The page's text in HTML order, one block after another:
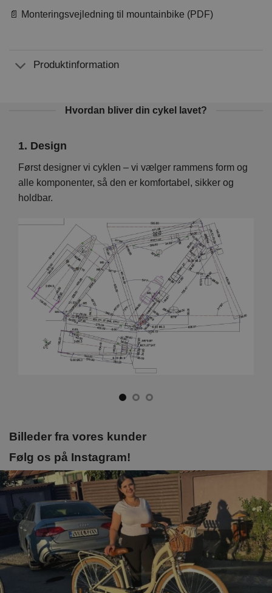
📄 Monteringsvejledning til mountainbike (PDF)
Produktinformation
Hvordan bliver din cykel lavet?
1. Design
Først designer vi cyklen – vi vælger rammens form og
alle komponenter, så den er komfortabel, sikker og
holdbar.
Billeder fra vores kunder
Følg os på Instagram!